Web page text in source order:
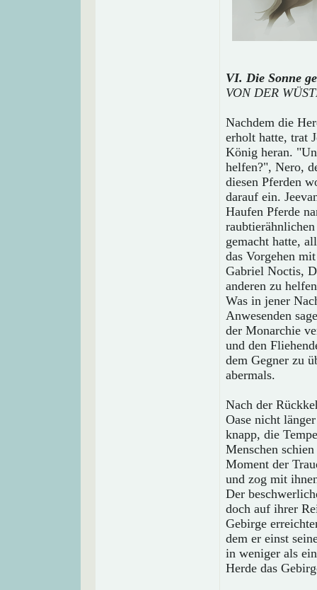
VI. Die Sonne
VON DER
Nachdem die
erholt hatte, trat
König heran.
helfen?", Nero,
diesen Pferden
darauf ein.
Haufen Pferde
gemacht hatte,
das Vorgehen
Gabriel Noctis,
anderen zu
Was in jener
Anwesenden
der Monarchie
und den
dem Gegner zu
abermals.
Nach der
Oase nicht
knapp, die
Menschen
Moment der
und zog mit
Der
doch auf ihrer
Gebirge
dem er einst
in weniger als
Herde das